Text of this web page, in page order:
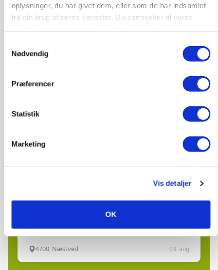
oplysninger, du har givet dem, eller som de har indsamlet
fra din brug af deres tjenester. Du samtykker til vores
Nødvendig
Præferencer
Statistik
Marketing
Vis detaljer
OK
Grise
06. aug.
Rørlægger / håndmand søges til
Anlæg
Lastbilchauffør søges til Henrik Haves
4700, Næstved 03. aug.